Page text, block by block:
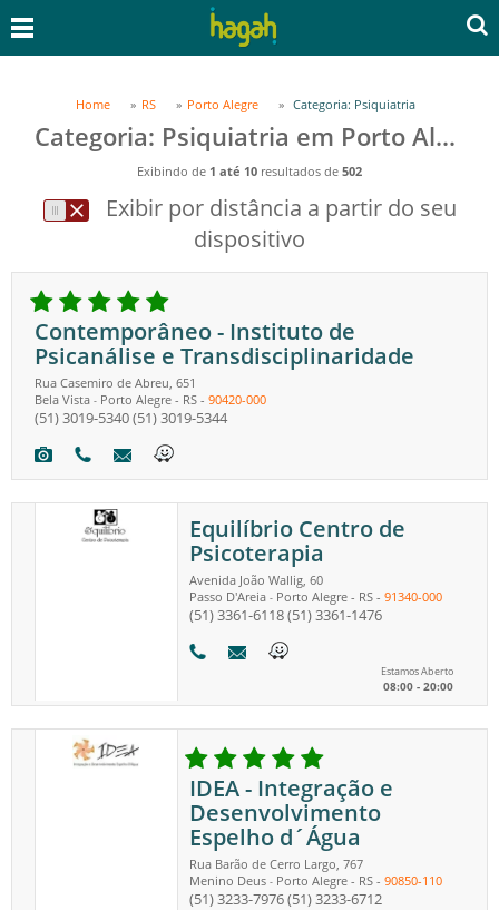
Home RS Porto Alegre Categoria: Psiquiatria
Categoria: Psiquiatria em Porto Alegre, RS
Exibindo de 1 até 10 resultados de 502
Exibir por distância a partir do seu
dispositivo
Contemporâneo - Instituto de
Psicanálise e Transdisciplinaridade
Rua Casemiro de Abreu, 651
Bela Vista - Porto Alegre - RS - 90420-000
(51) 3019-5340(51) 3019-5344
Equilíbrio Centro de
Psicoterapia
Avenida João Wallig, 60
Passo D'Areia - Porto Alegre- RS- 91340-000
(51) 3361-6118(51) 3361-1476
Estamos Aberto
08:00 - 20:00
IDEA - Integração e
Desenvolvimento
Espelho d´Água
Rua Barão de Cerro Largo, 767
Menino Deus - Porto Alegre- RS- 90850-110
(51) 3233-7976(51) 3233-6712